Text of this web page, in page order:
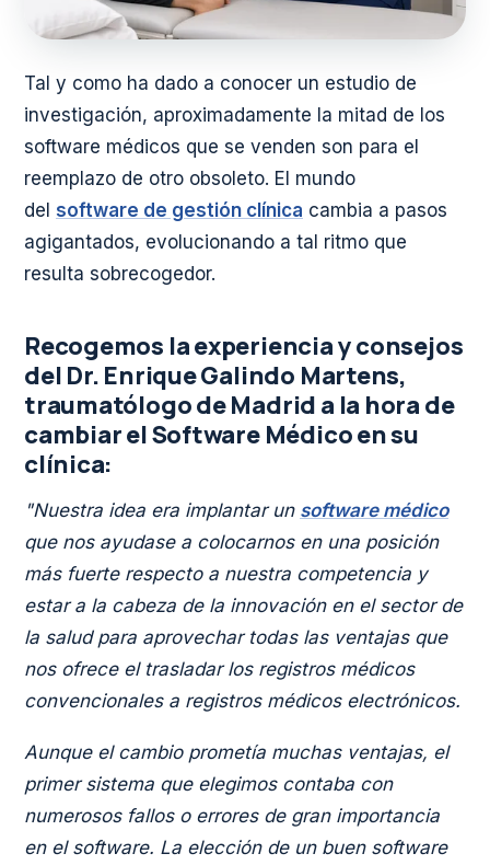
Tal y como ha dado a conocer un estudio de
investigación, aproximadamente la mitad de los
software médicos que se venden son para el
reemplazo de otro obsoleto. El mundo
del software de gestión clínica cambia a pasos
agigantados, evolucionando a tal ritmo que
resulta sobrecogedor.
Recogemos la experiencia y consejos
del Dr. Enrique Galindo Martens,
traumatólogo de Madrid a la hora de
cambiar el Software Médico en su
clínica:
"Nuestra idea era implantar un software médico
que nos ayudase a colocarnos en una posición
más fuerte respecto a nuestra competencia y
estar a la cabeza de la innovación en el sector de
la salud para aprovechar todas las ventajas que
nos ofrece el trasladar los registros médicos
convencionales a registros médicos electrónicos.
Aunque el cambio prometía muchas ventajas, el
primer sistema que elegimos contaba con
numerosos fallos o errores de gran importancia
en el software. La elección de un buen software